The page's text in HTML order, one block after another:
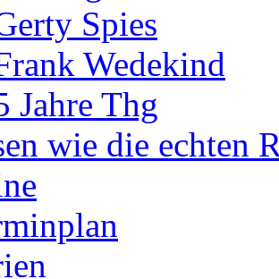
Spies
Wedekind
Jahre Thg
wie die echten